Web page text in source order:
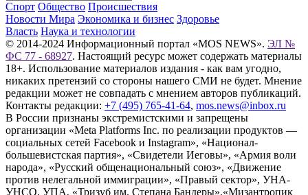
Спорт Общество Происшествия
Новости Мира Экономика и бизнес Здоровье
Власть Наука и технологии
© 2014-2024 Информационный портал «MOS NEWS». ЭЛ №
ФС 77 - 68927. Настоящий ресурс может содержать материалы
18+. Использование материалов издания - как вам угодно,
никаких претензий со стороны нашего СМИ не будет. Мнение
редакции может не совпадать с мнением авторов публикаций.
Контакты редакции: +7 (495) 765-41-64, mos.news@inbox.ru
В России признаны экстремистскими и запрещены
организации «Meta Platforms Inc. по реализации продуктов —
социальных сетей Facebook и Instagram», «Национал-
большевистская партия», «Свидетели Иеговы», «Армия воли
народа», «Русский общенациональный союз», «Движение
против нелегальной иммиграции», «Правый сектор», УНА-
УНСО, УПА, «Тризуб им. Степана Бандеры»,«Мизантропик